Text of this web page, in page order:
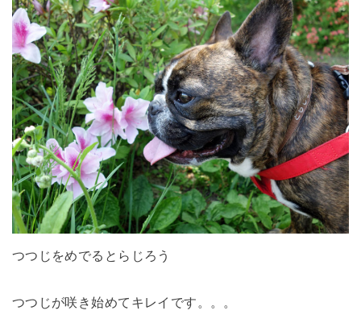
つつじをめでるとらじろう
つつじが咲き始めてキレイです。。。